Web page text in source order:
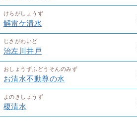
けらがしょうず
解雷ケ清水
じさがわいど
治左川井戸
おしょうずふどうそんのみず
お清水不動尊の水
よのきしょうず
榎清水